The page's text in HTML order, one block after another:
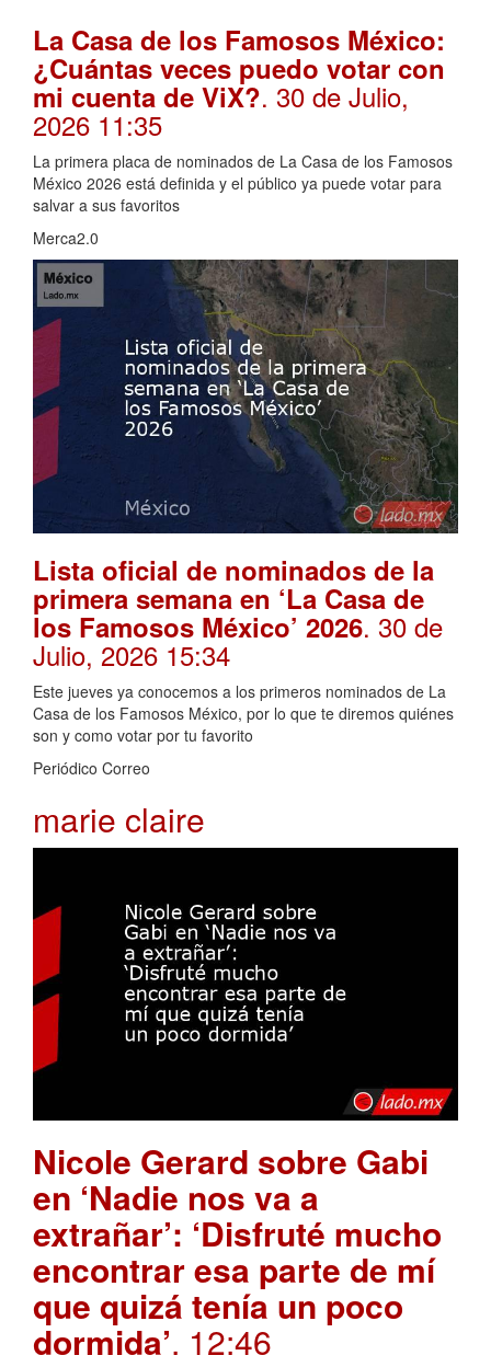
La Casa de los Famosos México:
¿Cuántas veces puedo votar con
mi cuenta de ViX?. 30 de Julio,
2026 11:35
La primera placa de nominados de La Casa de los Famosos
México 2026 está definida y el público ya puede votar para
salvar a sus favoritos
Merca2.0
Lista oficial de nominados de la
primera semana en ‘La Casa de
los Famosos México’ 2026. 30 de
Julio, 2026 15:34
Este jueves ya conocemos a los primeros nominados de La
Casa de los Famosos México, por lo que te diremos quiénes
son y como votar por tu favorito
Periódico Correo
marie claire
Nicole Gerard sobre Gabi
en ‘Nadie nos va a
extrañar’: ‘Disfruté mucho
encontrar esa parte de mí
que quizá tenía un poco
dormida’. 12:46